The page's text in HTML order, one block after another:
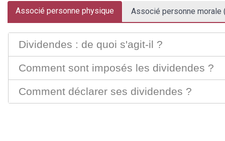
Associé personne physique Associé personne morale
Dividendes : de quoi s'agit-il ?
Comment sont imposés les dividendes ?
Comment déclarer ses dividendes ?